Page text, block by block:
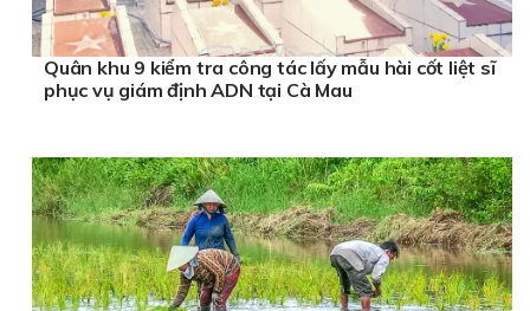
Quân khu 9 kiểm tra công tác lấy mẫu hài cốt liệt sĩ
phục vụ giám định ADN tại Cà Mau